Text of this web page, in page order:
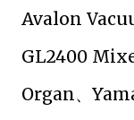
Avalon
GL2400
Organ、